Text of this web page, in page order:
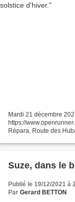
Mardi 21 décembre
https://
Répara, Route des
Suze, dans le
Publié le 19/12/2021 à
Par Gerard BETTON